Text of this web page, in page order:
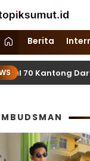
Sumut Seputar
Berita
Kantong Darah,